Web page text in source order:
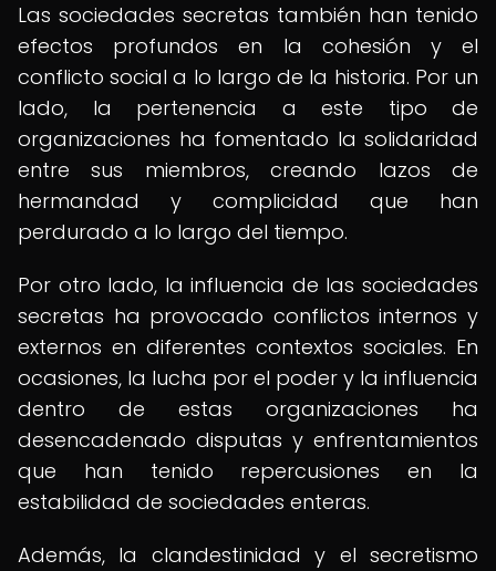
Las sociedades secretas también han tenido
efectos profundos en la cohesión y el
conflicto social a lo largo de la historia. Por un
lado, la pertenencia a este tipo de
organizaciones ha fomentado la solidaridad
entre sus miembros, creando lazos de
hermandad y complicidad que han
perdurado a lo largo del tiempo.
Por otro lado, la influencia de las sociedades
secretas ha provocado conflictos internos y
externos en diferentes contextos sociales. En
ocasiones, la lucha por el poder y la influencia
dentro de estas organizaciones ha
desencadenado disputas y enfrentamientos
que han tenido repercusiones en la
estabilidad de sociedades enteras.
Además, la clandestinidad y el secretismo